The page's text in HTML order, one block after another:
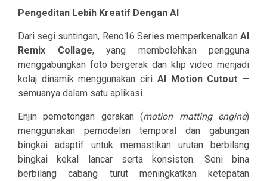
Pengeditan Lebih Kreatif Dengan AI
Dari segi suntingan, Reno16 Series memperkenalkan AI
Remix Collage, yang membolehkan pengguna
menggabungkan foto bergerak dan klip video menjadi
kolaj dinamik menggunakan ciri AI Motion Cutout —
semuanya dalam satu aplikasi.
Enjin pemotongan gerakan (motion matting engine)
menggunakan pemodelan temporal dan gabungan
bingkai adaptif untuk memastikan urutan berbilang
bingkai kekal lancar serta konsisten. Seni bina
berbilang cabang turut meningkatkan ketepatan